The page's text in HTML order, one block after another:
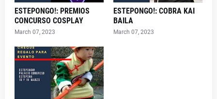
ESTEPONGO!: PREMIOS
CONCURSO COSPLAY
March 07, 2023
ESTEPONGO!: COBRA KAI
BAILA
March 07, 2023